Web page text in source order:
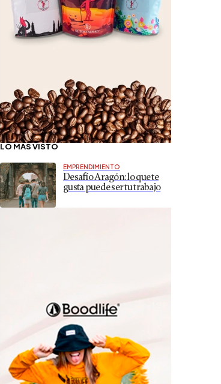
LO MÁS VISTO
EMPRENDIMIENTO
Desafío Aragón: lo que te
gusta puede ser tu trabajo